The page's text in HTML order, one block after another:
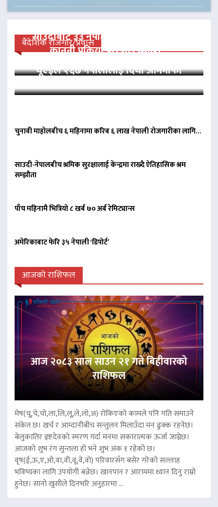
बैदेशिक रोजगार/प्रवास
साउदीबाट ३३ नेपाली कैदीलाई आममाफी,
कानुनी प्रक्रिया पूरा गरी स्वदेश…
यूएईले २६७ नेपालीलाई दियो आममाफी
चुनावी माहोलबीच ६ महिनामा करिब ६ लाख नेपाली रोजगारीका लागि…
साउदी-नेपालबीच श्रमिक सुरक्षालाई केन्द्रमा राख्दै ऐतिहासिक श्रम
सम्झौता
पाँच महिनामै भित्रियो ८ खर्ब ७० अर्ब रेमिट्यान्स
अमेरिकाबाट फेरि ३५ नेपाली ‘डिपोर्ट’
आजको राशिफल
आज २०८३ साल साउन २१ गते बिहीवारको
राशिफल
मेष(चू,चे,चो,ला,लि,लू,ले,लो,अ) रोकिएको कामले पनि गति समाउने
संकेत छ। खर्च र आम्दानीबीच सन्तुलन मिलाउँदा मन ढुक्क रहनेछ।
बेलुकातिर इष्टदेवको स्मरण गर्दा मनमा सकारात्मक ऊर्जा जाग्नेछ।
आजको शुभ रंग सुन्तला हो भने शुभ अंक १ रहेको छ।
वृष(ई,ऊ,ए,ओ,वा,वी,वू,वे,वो) परिवारसँग बसेर गरेको सल्लाह
भविष्यका लागि उपयोगी बन्नेछ। खानपान र आराममा ध्यान दिनु राम्रो
हुनेछ। सानो खुसीले दिनभरि अनुहारमा ...